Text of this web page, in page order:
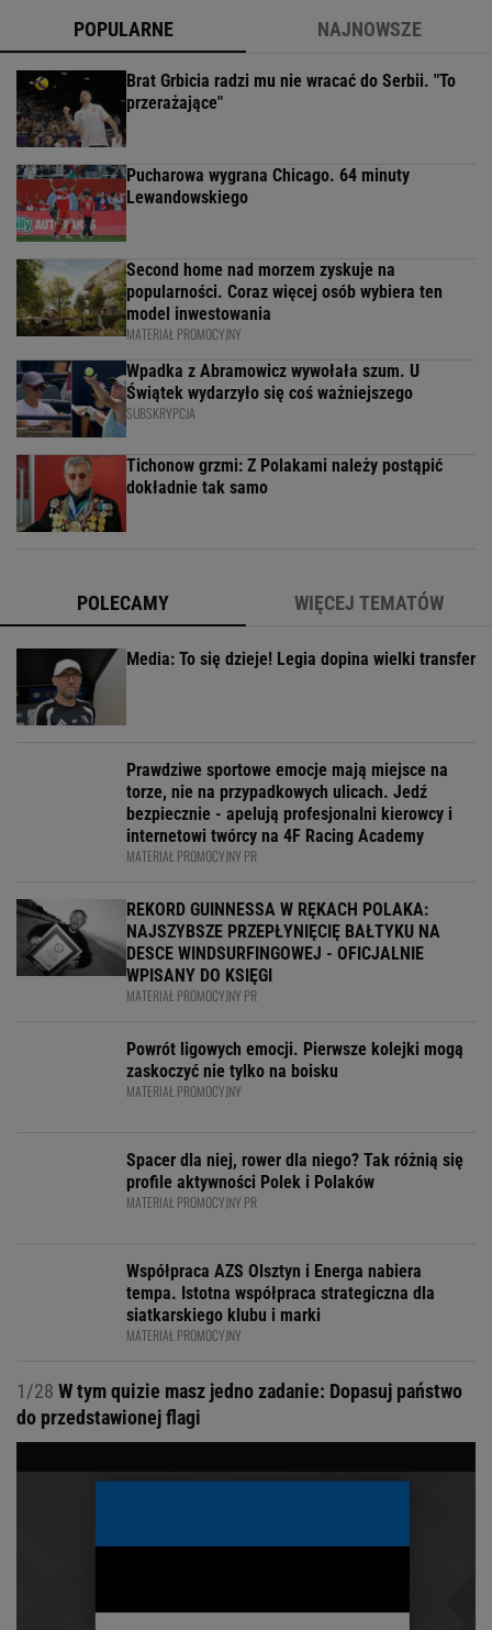
POPULARNE NAJNOWSZE
Brat Grbicia radzi mu nie wracać do Serbii. "To
przerażające"
Pucharowa wygrana Chicago. 64 minuty
Lewandowskiego
Second home nad morzem zyskuje na
popularności. Coraz więcej osób wybiera ten
model inwestowania
MATERIAŁ PROMOCYJNY
Wpadka z Abramowicz wywołała szum. U
Świątek wydarzyło się coś ważniejszego
SUBSKRYPCJA
Tichonow grzmi: Z Polakami należy postąpić
dokładnie tak samo
POLECAMY WIĘCEJ TEMATÓW
Media: To się dzieje! Legia dopina wielki transfer
Prawdziwe sportowe emocje mają miejsce na
torze, nie na przypadkowych ulicach. Jedź
bezpiecznie - apelują profesjonalni kierowcy i
internetowi twórcy na 4F Racing Academy
MATERIAŁ PROMOCYJNY PR
REKORD GUINNESSA W RĘKACH POLAKA:
NAJSZYBSZE PRZEPŁYNIĘCIĘ BAŁTYKU NA
DESCE WINDSURFINGOWEJ - OFICJALNIE
WPISANY DO KSIĘGI
MATERIAŁ PROMOCYJNY PR
Powrót ligowych emocji. Pierwsze kolejki mogą
zaskoczyć nie tylko na boisku
MATERIAŁ PROMOCYJNY
Spacer dla niej, rower dla niego? Tak różnią się
profile aktywności Polek i Polaków
MATERIAŁ PROMOCYJNY PR
Współpraca AZS Olsztyn i Energa nabiera
tempa. Istotna współpraca strategiczna dla
siatkarskiego klubu i marki
MATERIAŁ PROMOCYJNY
1/28 W tym quizie masz jedno zadanie: Dopasuj państwo
do przedstawionej flagi